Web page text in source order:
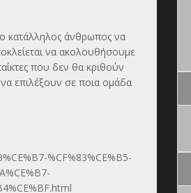
ο κατάλληλος άνθρωπος να
να ακολουθήσουμε
που δεν θα κριθούν
επιλέξουν σε ποια ομάδα
%CF%83%CE%B5-